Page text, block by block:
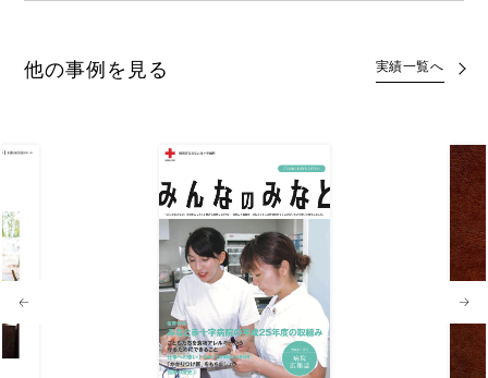
他の事例を見る 実績一覧へ